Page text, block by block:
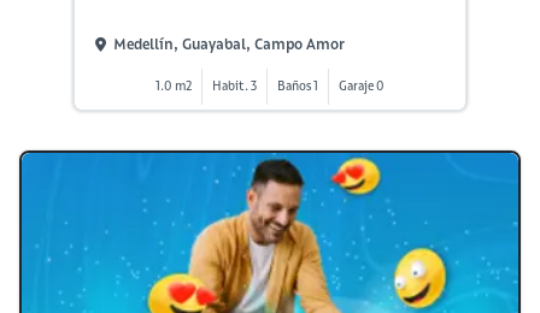
Medellín, Guayabal, Campo Amor
1.0 m2 Habit. 3 Baños 1 Garaje 0